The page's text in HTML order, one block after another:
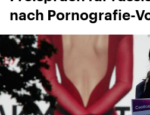
nach Pornografie-